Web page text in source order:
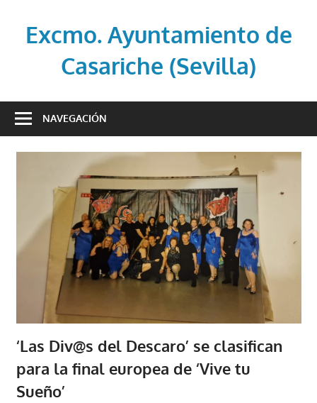
contenidoExcmo. Ayuntamiento de
Casariche (Sevilla)
oficial
Ayuntamiento
Casariche
NAVEGACIÓN
‘Las Div@s del Descaro’ se clasifican
para la final europea de ‘Vive tu
Sueño’